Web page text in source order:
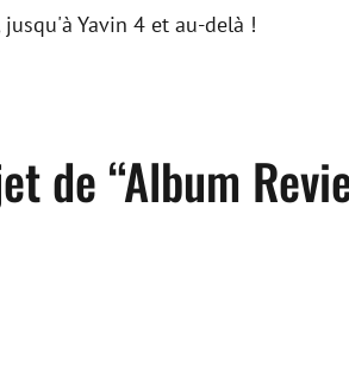
Yavin 4 et au-delà !
de “Album